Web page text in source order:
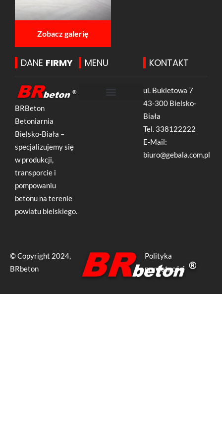
Zobacz galerię
DANE FIRMY
BRBeton
Betoniarnia
Bielsko-Biała –
specjalizujemy się
w produkcji,
transporcie i
pompowaniu
betonu na terenie
powiatu bielskiego.
MENU KONTAKT
ul. Bukietowa 7
43-300 Bielsko-
Biała
Tel. 338122222
E-Mail:
biuro@gebala.com.pl
© Copyright 2024,
BRbeton
Polityka
prywatności